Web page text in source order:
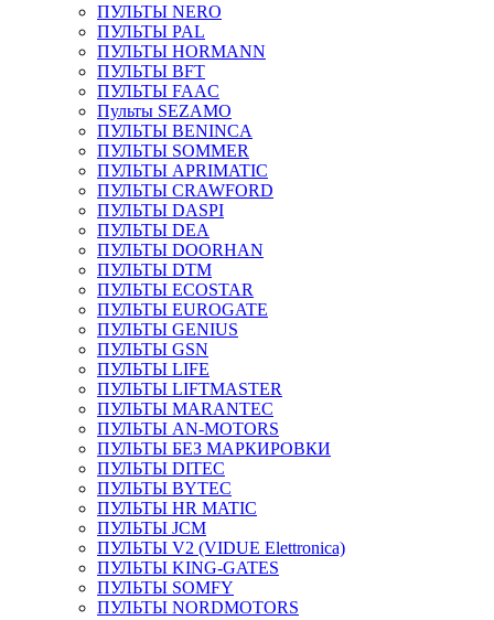
ПУЛЬТЫ NERO
ПУЛЬТЫ PAL
ПУЛЬТЫ HORMANN
ПУЛЬТЫ BFT
ПУЛЬТЫ FAAC
Пульты SEZAMO
ПУЛЬТЫ BENINCA
ПУЛЬТЫ SOMMER
ПУЛЬТЫ APRIMATIC
ПУЛЬТЫ CRAWFORD
ПУЛЬТЫ DASPI
ПУЛЬТЫ DEA
ПУЛЬТЫ DOORHAN
ПУЛЬТЫ DTM
ПУЛЬТЫ ECOSTAR
ПУЛЬТЫ EUROGATE
ПУЛЬТЫ GENIUS
ПУЛЬТЫ GSN
ПУЛЬТЫ LIFE
ПУЛЬТЫ LIFTMASTER
ПУЛЬТЫ MARANTEC
ПУЛЬТЫ AN-MOTORS
ПУЛЬТЫ БЕЗ МАРКИРОВКИ
ПУЛЬТЫ DITEC
ПУЛЬТЫ BYTEC
ПУЛЬТЫ HR MATIC
ПУЛЬТЫ JCM
ПУЛЬТЫ V2 (VIDUE Elettronica)
ПУЛЬТЫ KING-GATES
ПУЛЬТЫ SOMFY
ПУЛЬТЫ NORDMOTORS